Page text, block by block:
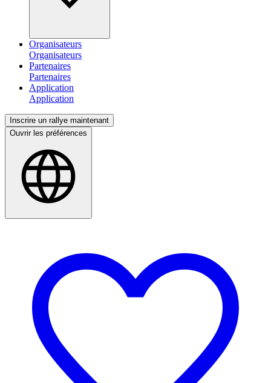
Organisateurs
Partenaires
Application
Inscrire un rallye maintenant
Ouvrir les préférences